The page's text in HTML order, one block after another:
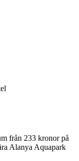
från 233 kronor på
Alanya Aquapark